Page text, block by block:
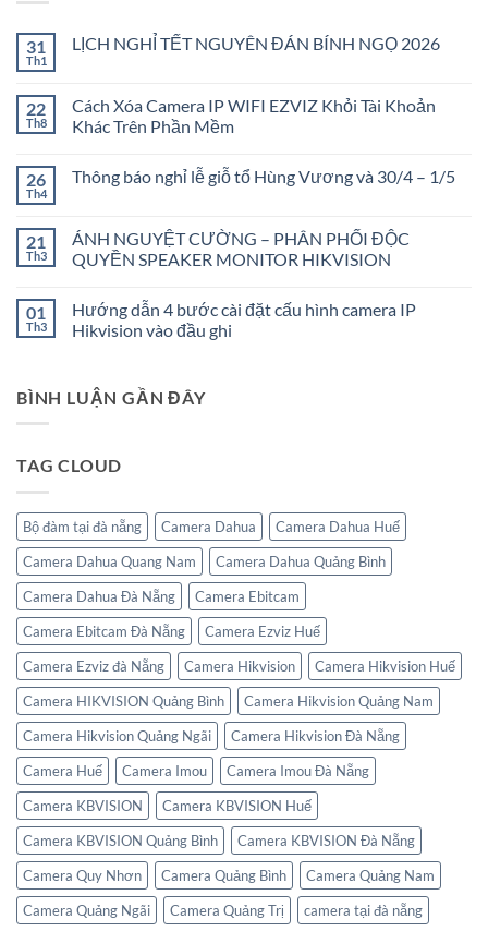
31
Th1
LỊCH NGHỈ TẾT NGUYÊN ĐÁN BÍNH NGỌ 2026
luận
ở
LỊCH
NGUYÊN
2026
22
Th8
Cách Xóa Camera IP WIFI EZVIZ Khỏi Tài Khoản
Khác Trên Phần Mềm
bình
Xóa
Camera
IP
Khỏi
Tài
Khoản
Mềm
26
Th4
Thông báo nghỉ lễ giỗ tổ Hùng Vương và 30/4 – 1/5
bình
luận
ở
Thông
lễ
giỗ
tổ
30/4
21
Th3
ÁNH NGUYỆT CƯỜNG – PHÂN PHỐI ĐỘC
QUYỀN SPEAKER MONITOR HIKVISION
bình
luận
ở
–
PHÂN
SPEAKER
01
Th3
Hướng dẫn 4 bước cài đặt cấu hình camera IP
Hikvision vào đầu ghi
luận
ở
bước
hình
camera
IP
Hikvision
vào
đầu
ghi
BÌNH LUẬN GẦN ĐÂY
TAG CLOUD
Bộ đàm tại đà nẵng Camera Dahua
Camera Dahua Huế
Camera Dahua Quang Nam
Camera Dahua Quảng Bình
Camera Dahua Đà Nẵng
Camera Ebitcam
Camera Ebitcam Đà Nẵng
Camera Ezviz Huế
Camera Ezviz đà Nẵng
Camera Hikvision
Camera Hikvision Huế
Camera HIKVISION Quảng Bình
Camera Hikvision Quảng Nam
Camera Hikvision Quảng Ngãi
Camera Hikvision Đà Nẵng
Camera Huế
Camera Imou
Camera Imou Đà Nẵng
Camera KBVISION
Camera KBVISION Huế
Camera KBVISION Quảng Bình
Camera KBVISION Đà Nẵng
Camera Quy Nhơn
Camera Quảng Bình
Camera Quảng Nam
Camera Quảng Ngãi
Camera Quảng Trị camera tại đà nẵng